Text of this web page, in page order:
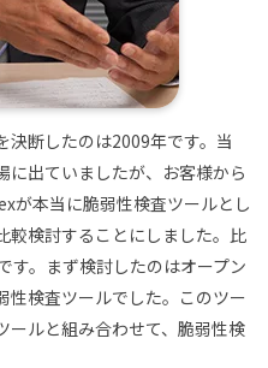
決断したのは2009年です。当
に出ていましたが、お客様から
が本当に脆弱性検査ツールとし
較検討することにしました。比
す。まず検討したのはオープン
性検査ツールでした。このツー
ールと組み合わせて、脆弱性検